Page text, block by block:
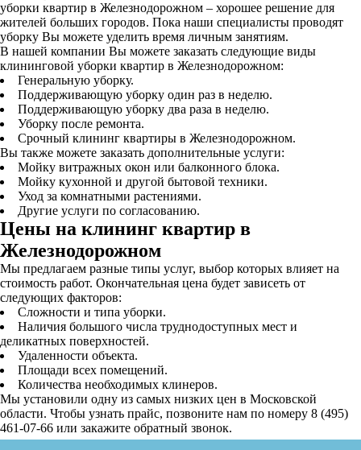
уборки квартир в Железнодорожном – хорошее решение для
жителей больших городов. Пока наши специалисты проводят
уборку Вы можете уделить время личным занятиям.
В нашей компании Вы можете заказать следующие виды
клининговой уборки квартир в Железнодорожном:
Генеральную уборку.
Поддерживающую уборку один раз в неделю.
Поддерживающую уборку два раза в неделю.
Уборку после ремонта.
Срочный клининг квартиры в Железнодорожном.
Вы также можете заказать дополнительные услуги:
Мойку витражных окон или балконного блока.
Мойку кухонной и другой бытовой техники.
Уход за комнатными растениями.
Другие услуги по согласованию.
Цены на клининг квартир в
Железнодорожном
Мы предлагаем разные типы услуг, выбор которых влияет на
стоимость работ. Окончательная цена будет зависеть от
следующих факторов:
Сложности и типа уборки.
Наличия большого числа труднодоступных мест и
деликатных поверхностей.
Удаленности объекта.
Площади всех помещений.
Количества необходимых клинеров.
Мы установили одну из самых низких цен в Московской
области. Чтобы узнать прайс, позвоните нам по номеру 8 (495)
461-07-66 или закажите обратный звонок.